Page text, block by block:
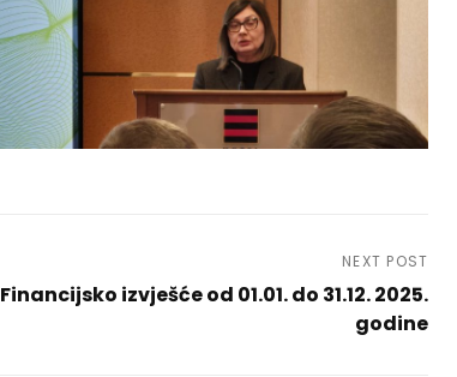
NEXT POST
Financijsko izvješće od 01.01. do 31.12. 2025.
godine